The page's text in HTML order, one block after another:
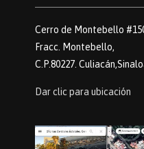
Cerro de Montebello
Fracc. Montebello,
C.P.80227.
Dar clic para ubicación